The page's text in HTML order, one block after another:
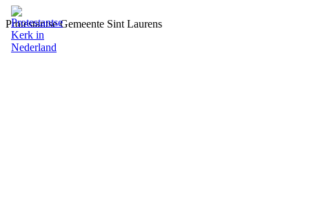
Protestantse Gemeente Sint Laurens